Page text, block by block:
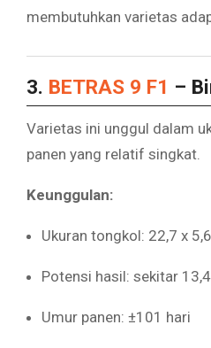
membutuhkan varietas
3. BETRAS 9 F1 –
Varietas ini unggul dalam
panen yang relatif singkat.
Keunggulan:
Ukuran tongkol: 22,7 x
Potensi hasil: sekitar
Umur panen: ±101 hari